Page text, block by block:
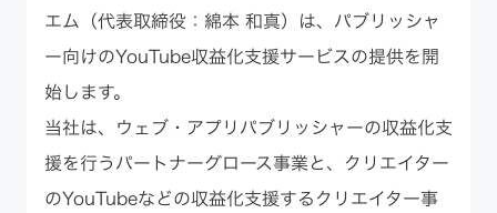
エム（代表取締役：綿本 和真）は、パブリッシャ
ー向けのYouTube収益化支援サービスの提供を開
始します。
当社は、ウェブ・アプリパブリッシャーの収益化支
援を行うパートナーグロース事業と、クリエイター
のYouTubeなどの収益化支援するクリエイター事